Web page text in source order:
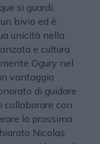
si guardi,
bivio ed è
unicità nella
e cultura
Ogury nel
vantaggio
di guidare
collaborare con
la prossima
Nicolas